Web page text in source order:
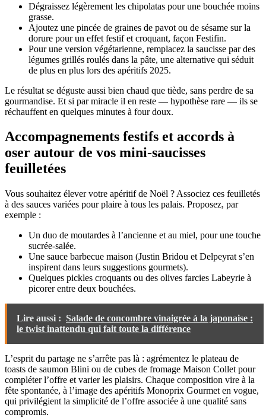
Dégraissez légèrement les chipolatas pour une bouchée moins
grasse.
Ajoutez une pincée de graines de pavot ou de sésame sur la
dorure pour un effet festif et croquant, façon Festifin.
Pour une version végétarienne, remplacez la saucisse par des
légumes grillés roulés dans la pâte, une alternative qui séduit
de plus en plus lors des apéritifs 2025.
Le résultat se déguste aussi bien chaud que tiède, sans perdre de sa
gourmandise. Et si par miracle il en reste — hypothèse rare — ils se
réchauffent en quelques minutes à four doux.
Accompagnements festifs et accords à
oser autour de vos mini-saucisses
feuilletées
Vous souhaitez élever votre apéritif de Noël ? Associez ces feuilletés
à des sauces variées pour plaire à tous les palais. Proposez, par
exemple :
Un duo de moutardes à l’ancienne et au miel, pour une touche
sucrée-salée.
Une sauce barbecue maison (Justin Bridou et Delpeyrat s’en
inspirent dans leurs suggestions gourmets).
Quelques pickles croquants ou des olives farcies Labeyrie à
picorer entre deux bouchées.
Lire aussi : Salade de concombre vinaigrée à la japonaise :
le twist inattendu qui fait toute la différence
L’esprit du partage ne s’arrête pas là : agrémentez le plateau de
toasts de saumon Blini ou de cubes de fromage Maison Collet pour
compléter l’offre et varier les plaisirs. Chaque composition vire à la
fête spontanée, à l’image des apéritifs Monoprix Gourmet en vogue,
qui privilégient la simplicité de l’offre associée à une qualité sans
compromis.